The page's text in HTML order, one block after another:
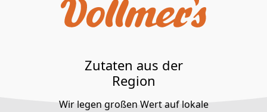
Zutaten aus der
Region
Wir legen großen Wert auf lokale